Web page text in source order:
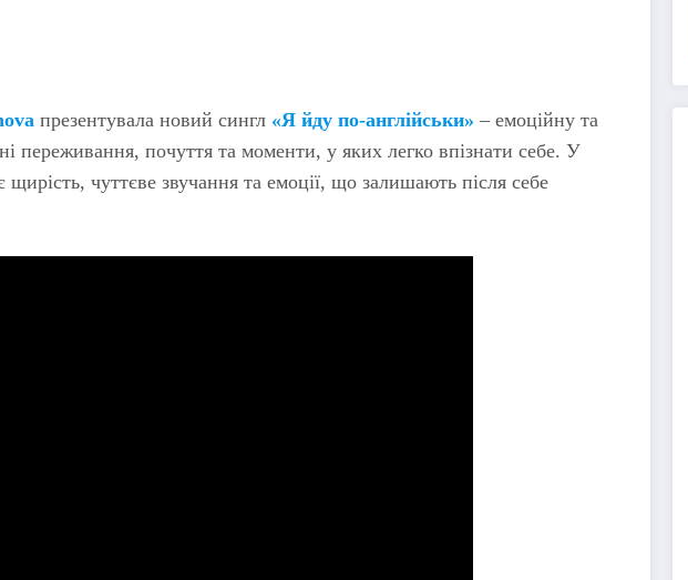
презентувала новий сингл «Я йду по-англійськи» – емоційну та
переживання, почуття та моменти, у яких легко впізнати себе. У
щирість, чуттєве звучання та емоції, що залишають після себе